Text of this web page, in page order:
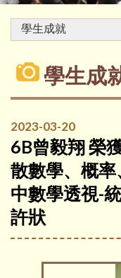
學生成
2023-03-20
6B曾毅翔 榮
散數學、概
中數學透視-
許狀